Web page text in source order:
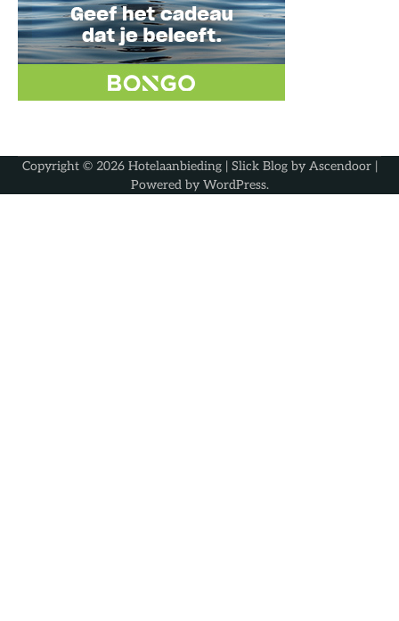
Copyright © 2026 Hotelaanbieding| Slick Blog by Ascendoor|
Powered by WordPress.